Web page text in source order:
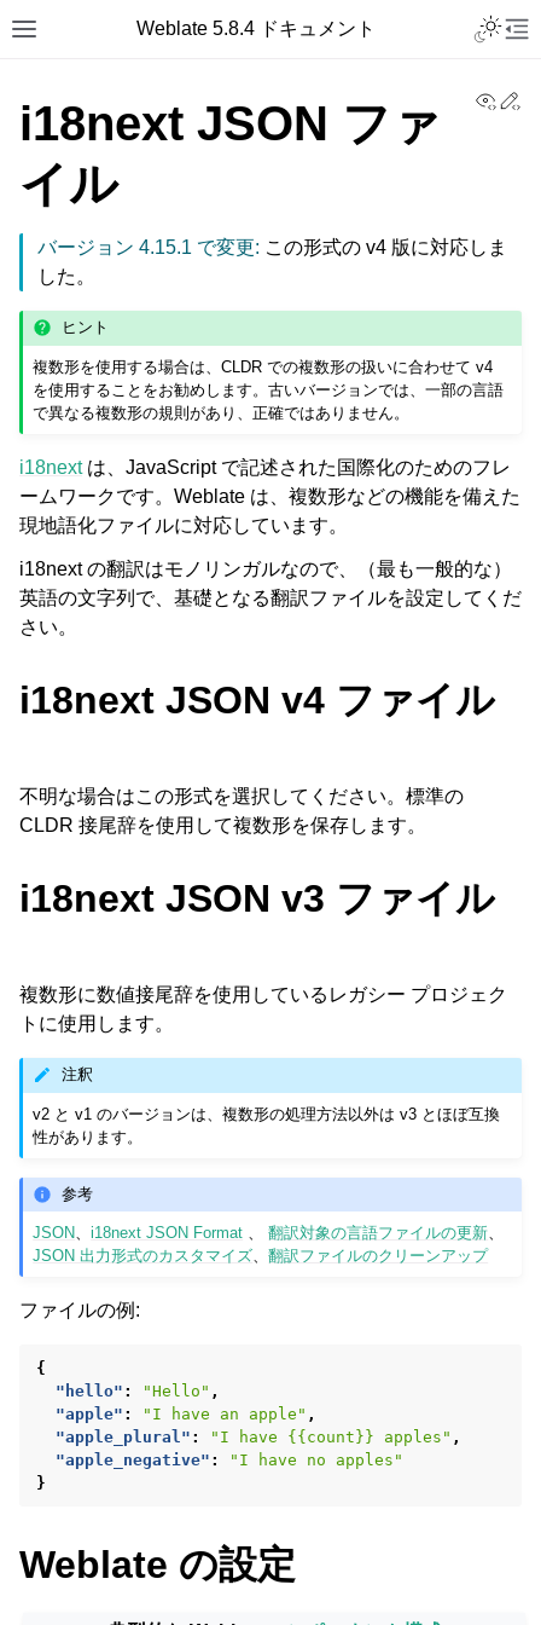
Toggle site navigation sidebar
Weblate 5.8.4 ドキュメント Toggle
navigation of 対応するファイル形式
i18next JSON ファ
イル
バージョン 4.15.1 で変更: この形式の v4 版に対応しま
した。
ヒント
複数形を使用する場合は、CLDR での複数形の扱いに合わせて v4
を使用することをお勧めします。古いバージョンでは、一部の言語
で異なる複数形の規則があり、正確ではありません。
i18nextは、JavaScript で記述された国際化のためのフレ
ームワークです。Weblate は、複数形などの機能を備えた
現地語化ファイルに対応しています。
i18next の翻訳はモノリンガルなので、（最も一般的な）
英語の文字列で、基礎となる翻訳ファイルを設定してくだ
さい。
i18next JSON v4 ファイル
不明な場合はこの形式を選択してください。標準の
CLDR 接尾辞を使用して複数形を保存します。
i18next JSON v3 ファイル
複数形に数値接尾辞を使用しているレガシー プロジェク
トに使用します。
注釈
v2 と v1 のバージョンは、複数形の処理方法以外は v3 とほぼ互換
性があります。
参考
JSON、i18next JSON Format 、翻訳対象の言語ファイルの更新、
JSON 出力形式のカスタマイズ、翻訳ファイルのクリーンアップ
ファイルの例:
{
"hello" : "Hello" ,
"apple" : "I have an apple" ,
"apple_plural" : "I have {{count}} apples" ,
"apple_negative" :
"I have no apples"
}
Weblate の設定